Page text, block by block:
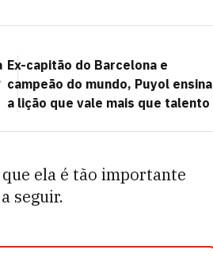
Ex-capitão do Barcelona e
campeão do mundo, Puyol ensina
a lição que vale mais que talento
ela é tão importante
seguir.